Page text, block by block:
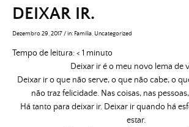
DEIXAR IR.
Dezembro 29, 2017/in: Família Uncategorized
Tempo de leitura:< 1 minuto
Deixar ir é o meu novo lema de
Deixar ir o que não serve, o que não cabe, o
não traz felicidade. Nas coisas, nas
Há tanto para deixar ir. Deixar ir quando há
estar.